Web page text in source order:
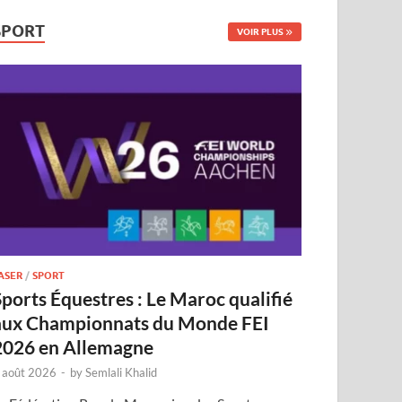
VOIR PLUS
/SPORT
Équestres : Le Maroc qualifié
Championnats du Monde FEI
en Allemagne
2026 - bySemlali Khalid